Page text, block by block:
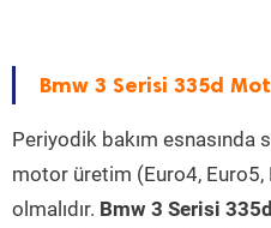
Bmw 3 Serisi 335d
Periyodik bakım esnasında
motor üretim (Euro4,
olmalıdır. Bmw 3 Serisi 335d